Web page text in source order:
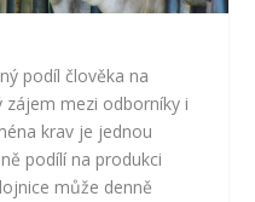
podíl člověka na
zájem mezi odborníky i
krav je jednou
podílí na produkci
může denně